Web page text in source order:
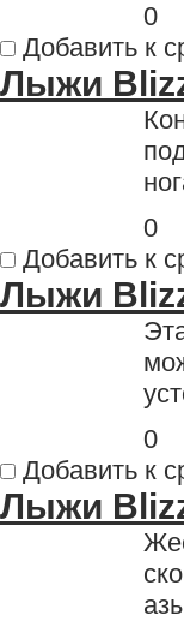
0
Добавить к
Лыжи
0
Добавить к
Лыжи
0
Добавить к
Лыжи